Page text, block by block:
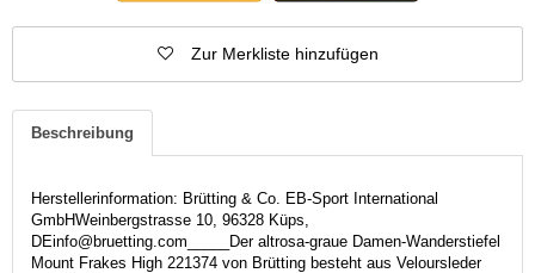
Zur Merkliste hinzufügen
Beschreibung
Herstellerinformation: Brütting & Co. EB-Sport International
GmbHWeinbergstrasse 10, 96328 Küps,
DEinfo@bruetting.com_____Der altrosa-graue Damen-Wanderstiefel
Mount Frakes High 221374 von Brütting besteht aus Veloursleder